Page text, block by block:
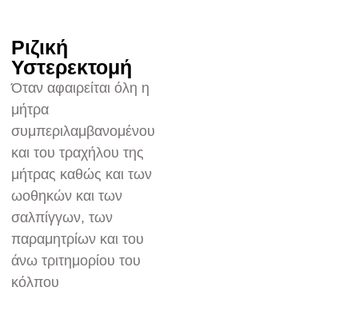
Ριζική
Υστερεκτομή
Όταν αφαιρείται όλη η
μήτρα
συμπεριλαμβανομένου
και του τραχήλου της
μήτρας καθώς και των
ωοθηκών και των
σαλπίγγων, των
παραμητρίων και του
άνω τριτημορίου του
κόλπου